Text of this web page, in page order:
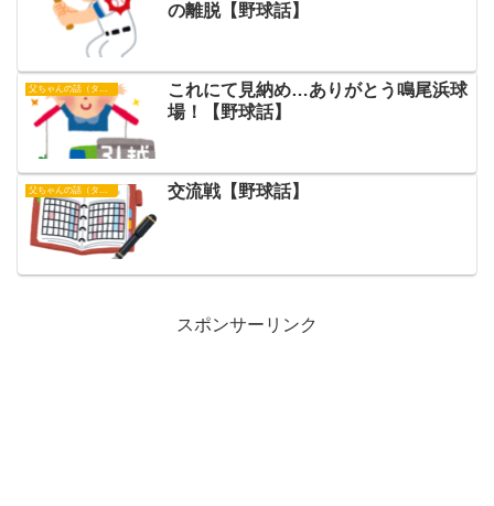
の離脱【野球話】
父ちゃんの話（タイガース）
これにて見納め…ありがとう鳴尾浜球
場！【野球話】
父ちゃんの話（タイガース） 交流戦【野球話】
スポンサーリンク